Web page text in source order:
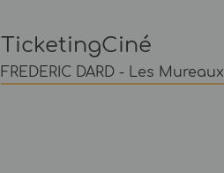
TicketingCiné
FREDERIC DARD - Les Mureaux